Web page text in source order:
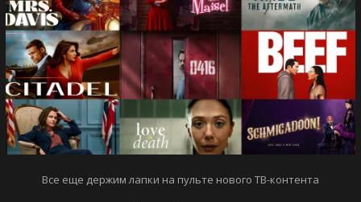
Все еще держим лапки на пульте нового ТВ-контента